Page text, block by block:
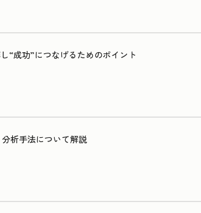
“成功”につなげるためのポイント
析手法について解説